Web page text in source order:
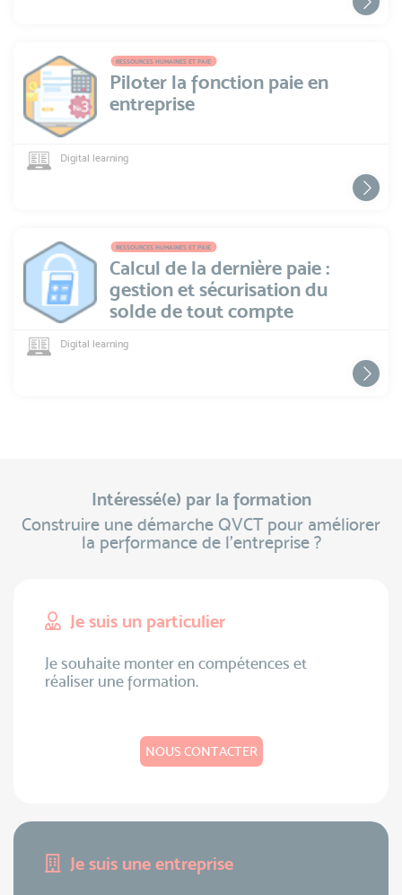
RESSOURCES HUMAINES ET PAIE
Piloter la fonction paie en
entreprise
Digital learning
RESSOURCES HUMAINES ET PAIE
Calcul de la dernière paie :
gestion et sécurisation du
solde de tout compte
Digital learning
Intéressé(e) par la formation
Construire une démarche QVCT pour améliorer
la performance de l’entreprise ?
Je suis un particulier
Je souhaite monter en compétences et
réaliser une formation.
NOUS CONTACTER
Je suis une entreprise